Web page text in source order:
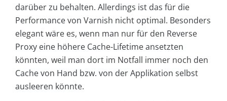
darüber zu behalten. Allerdings ist das für die
Performance von Varnish nicht optimal. Besonders
elegant wäre es, wenn man nur für den Reverse
Proxy eine höhere Cache-Lifetime ansetzten
könnten, weil man dort im Notfall immer noch den
Cache von Hand bzw. von der Applikation selbst
ausleeren könnte.